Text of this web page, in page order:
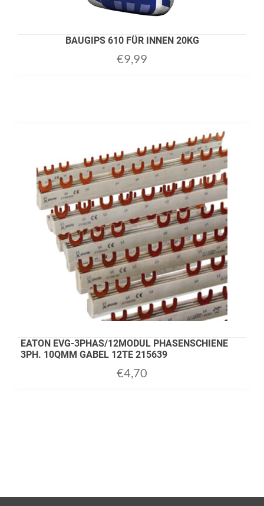
BAUGIPS 610 FÜR INNEN 20KG
€9,99
EATON EVG-3PHAS/12MODUL PHASENSCHIENE
3PH. 10QMM GABEL 12TE 215639
€4,70